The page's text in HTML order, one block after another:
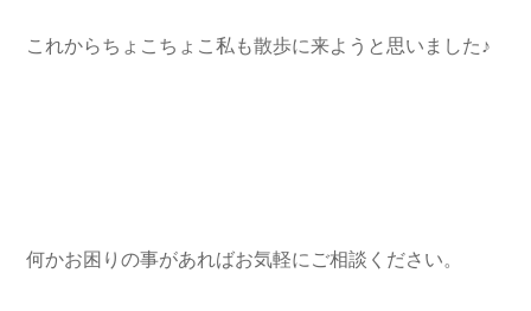
これからちょこちょこ私も散歩に来ようと思いました♪
何かお困りの事があればお気軽にご相談ください。